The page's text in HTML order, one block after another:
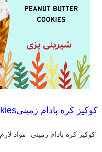
کوکیز کره بادام زمینیPeanut Butter Cookies
“کوکیز کره بادام زمینی” مواد لازم: کره